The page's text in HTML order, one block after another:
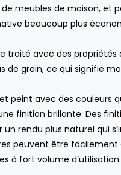
meubles de maison, et
beaucoup plus
traité avec des
de grain, ce qui signifie
peint avec des couleurs
finition brillante. Des
rendu plus naturel qui
peuvent être facilement
à fort volume d’utilisation.